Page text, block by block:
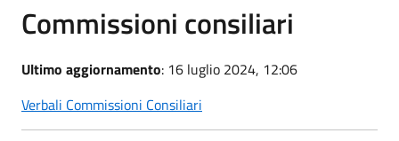
Commissioni consiliari
Ultimo aggiornamento: 16 luglio 2024, 12:06
Verbali Commissioni Consiliari